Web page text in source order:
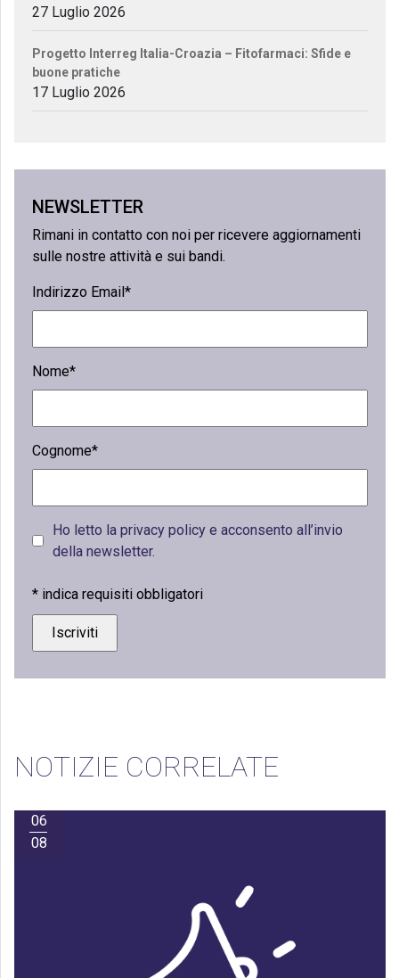
27 Luglio 2026
Progetto Interreg Italia-Croazia – Fitofarmaci: Sfide e
buone pratiche
17 Luglio 2026
NEWSLETTER
Rimani in contatto con noi per ricevere aggiornamenti
sulle nostre attività e sui bandi.
Indirizzo Email*
Nome*
Cognome*
Ho letto la privacy policy e acconsento all’invio
della newsletter.
* indica requisiti obbligatori
NOTIZIE CORRELATE
06
08